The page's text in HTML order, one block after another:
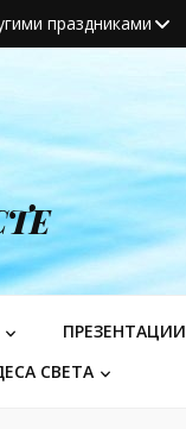
праздниками
ПРЕЗЕНТАЦИИ
СВЕТА